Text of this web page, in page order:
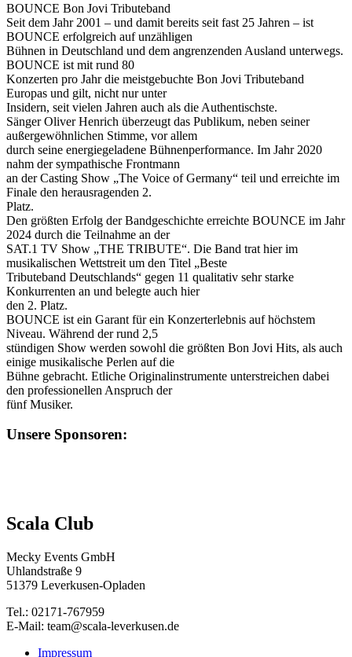
BOUNCE Bon Jovi Tributeband
Seit dem Jahr 2001 – und damit bereits seit fast 25 Jahren – ist
BOUNCE erfolgreich auf unzähligen
Bühnen in Deutschland und dem angrenzenden Ausland unterwegs.
BOUNCE ist mit rund 80
Konzerten pro Jahr die meistgebuchte Bon Jovi Tributeband
Europas und gilt, nicht nur unter
Insidern, seit vielen Jahren auch als die Authentischste.
Sänger Oliver Henrich überzeugt das Publikum, neben seiner
außergewöhnlichen Stimme, vor allem
durch seine energiegeladene Bühnenperformance. Im Jahr 2020
nahm der sympathische Frontmann
an der Casting Show „The Voice of Germany“ teil und erreichte im
Finale den herausragenden 2.
Platz.
Den größten Erfolg der Bandgeschichte erreichte BOUNCE im Jahr
2024 durch die Teilnahme an der
SAT.1 TV Show „THE TRIBUTE“. Die Band trat hier im
musikalischen Wettstreit um den Titel „Beste
Tributeband Deutschlands“ gegen 11 qualitativ sehr starke
Konkurrenten an und belegte auch hier
den 2. Platz.
BOUNCE ist ein Garant für ein Konzerterlebnis auf höchstem
Niveau. Während der rund 2,5
stündigen Show werden sowohl die größten Bon Jovi Hits, als auch
einige musikalische Perlen auf die
Bühne gebracht. Etliche Originalinstrumente unterstreichen dabei
den professionellen Anspruch der
fünf Musiker.
Unsere Sponsoren:
Scala Club
Mecky Events GmbH
Uhlandstraße 9
51379 Leverkusen-Opladen
Tel.: 02171-767959
E-Mail: team@scala-leverkusen.de
Impressum